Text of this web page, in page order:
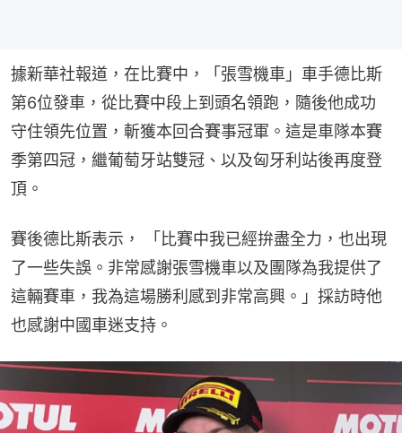
據新華社報道，在比賽中，「張雪機車」車手德比斯
第6位發車，從比賽中段上到頭名領跑，隨後他成功
守住領先位置，斬獲本回合賽事冠軍。這是車隊本賽
季第四冠，繼葡萄牙站雙冠、以及匈牙利站後再度登
頂。
賽後德比斯表示， 「比賽中我已經拚盡全力，也出現
了一些失誤。非常感謝張雪機車以及團隊為我提供了
這輛賽車，我為這場勝利感到非常高興。」採訪時他
也感謝中國車迷支持。